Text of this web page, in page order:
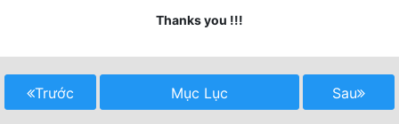
Nữ Phụ
Phong Thủy - Tâm Linh
Thanks you !!!
Trước Mục Lục Sau